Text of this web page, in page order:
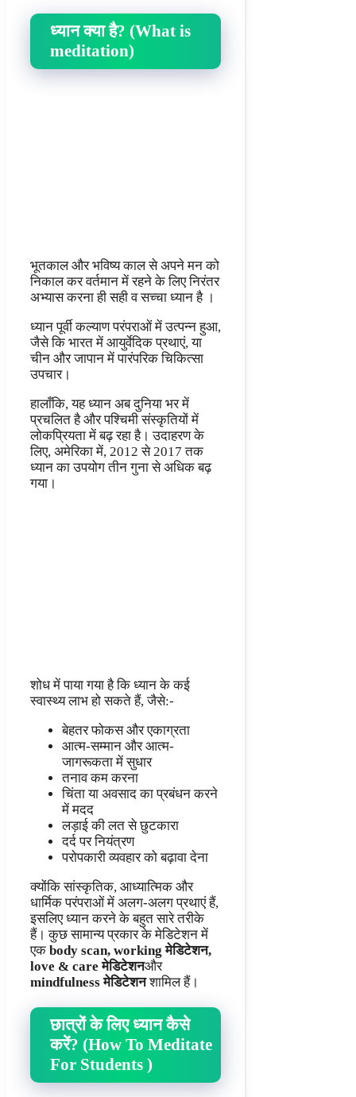
ध्यान क्या है? (What is
meditation)
भूतकाल और भविष्य काल से अपने मन को
निकाल कर वर्तमान में रहने के लिए निरंतर
अभ्यास करना ही सही व सच्चा ध्यान है ।
ध्यान पूर्वी कल्याण परंपराओं में उत्पन्न हुआ,
जैसे कि भारत में आयुर्वेदिक प्रथाएं, या
चीन और जापान में पारंपरिक चिकित्सा
उपचार।
हालाँकि, यह ध्यान अब दुनिया भर में
प्रचलित है और पश्चिमी संस्कृतियों में
लोकप्रियता में बढ़ रहा है। उदाहरण के
लिए, अमेरिका में, 2012 से 2017 तक
ध्यान का उपयोग तीन गुना से अधिक बढ़
गया।
शोध में पाया गया है कि ध्यान के कई
स्वास्थ्य लाभ हो सकते हैं, जैसे:-
बेहतर फोकस और एकाग्रता
आत्म-सम्मान और आत्म-
जागरूकता में सुधार
तनाव कम करना
चिंता या अवसाद का प्रबंधन करने
में मदद
लड़ाई की लत से छुटकारा
दर्द पर नियंत्रण
परोपकारी व्यवहार को बढ़ावा देना
क्योंकि सांस्कृतिक, आध्यात्मिक और
धार्मिक परंपराओं में अलग-अलग प्रथाएं हैं,
इसलिए ध्यान करने के बहुत सारे तरीके
हैं। कुछ सामान्य प्रकार के मेडिटेशन में
एक body scan, working मेडिटेशन,
love & care मेडिटेशनऔर
mindfulness मेडिटेशनशामिल हैं।
छात्रों के लिए ध्यान कैसे
करें? (How To Meditate
For Students )